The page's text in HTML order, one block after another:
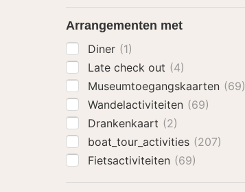
Arrangementen met
Diner (1)
Late check out (4)
Museumtoegangskaarten (69)
Wandelactiviteiten (69)
Drankenkaart (2)
boat_tour_activities (207)
Fietsactiviteiten (69)